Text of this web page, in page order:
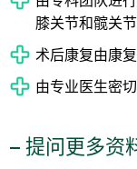
膝关节和髋关
术后康复由康
由专业医生密
– 提问更多资